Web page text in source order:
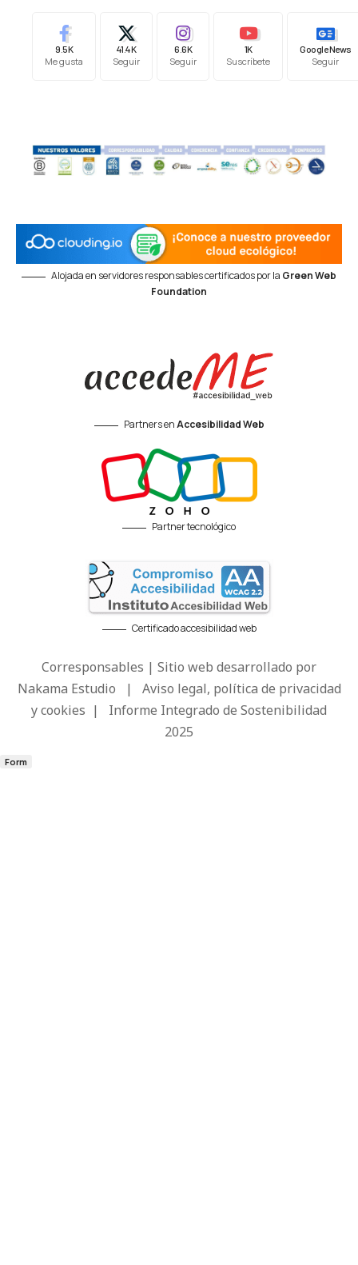
9.5K
Me gusta
41.4K
Seguir
6.6K
Seguir
1K
Suscríbete
Google News
Seguir
Alojada en servidores responsables certificados por la Green Web
Foundation
Partners enAccesibilidad Web
Partner tecnológico
Certificado accesibilidad web
Corresponsables | Sitio web desarrollado por
Nakama Estudio | Aviso legal, política de privacidad
y cookies | Informe Integrado de Sostenibilidad
2025
Form